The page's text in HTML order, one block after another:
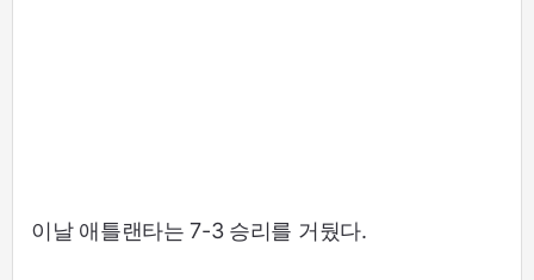
이날 애틀랜타는 7-3 승리를 거뒀다.